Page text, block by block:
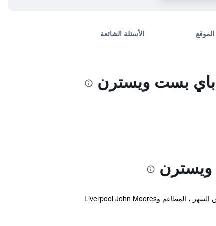
الموقع الأسئلة الشائعة
بست ويسترن
يقع هذا الفندق المصنف 3 نجوم في مكان إستراتيجي في وسط المدينة مما يجعله قاعدة مثالية في مدينة ليفربول. وتبعد أماكن السهر ، المطاعم وLiverpool John Moores